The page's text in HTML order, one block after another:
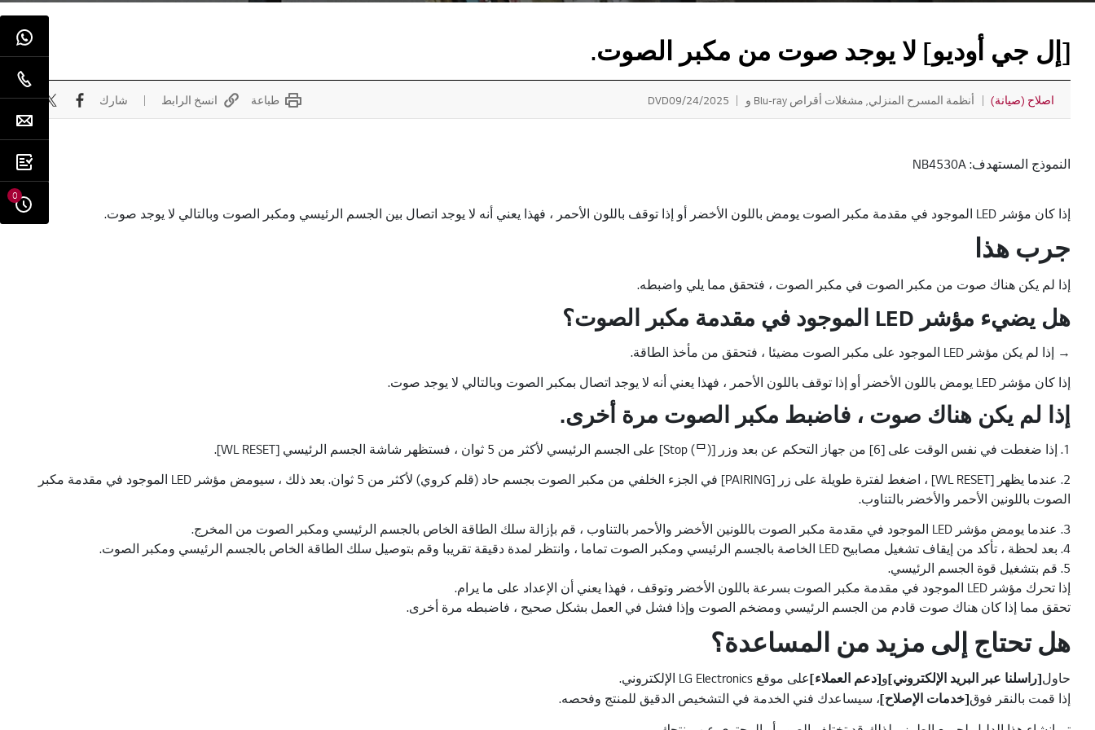
[إل جي أوديو] لا يوجد صوت من مكبر الصوت.
اصلاح (صيانة) أنظمة المسرح المنزلي, مشغلات أقراص Blu-ray وDVD 09/24/2025 طباعة انسخ الرابط شارك
النموذج المستهدف: NB4530A
إذا كان مؤشر LED الموجود في مقدمة مكبر الصوت يومض باللون الأخضر أو إذا توقف باللون الأحمر ، فهذا يعني أنه لا يوجد اتصال بين الجسم الرئيسي ومكبر الصوت وبالتالي لا يوجد صوت.
جرب هذا
إذا لم يكن هناك صوت من مكبر الصوت في مكبر الصوت ، فتحقق مما يلي واضبطه.
هل يضيء مؤشر LED الموجود في مقدمة مكبر الصوت؟
→ إذا لم يكن مؤشر LED الموجود على مكبر الصوت مضيئا ، فتحقق من مأخذ الطاقة.
إذا كان مؤشر LED يومض باللون الأخضر أو إذا توقف باللون الأحمر ، فهذا يعني أنه لا يوجد اتصال بمكبر الصوت وبالتالي لا يوجد صوت.
إذا لم يكن هناك صوت ، فاضبط مكبر الصوت مرة أخرى.
1. إذا ضغطت في نفس الوقت على [6] من جهاز التحكم عن بعد وزر [Stop (ᄆ)] على الجسم الرئيسي لأكثر من 5 ثوان ، فستظهر شاشة الجسم الرئيسي [WL RESET].
2. عندما يظهر [WL RESET] ، اضغط لفترة طويلة على زر [PAIRING] في الجزء الخلفي من مكبر الصوت بجسم حاد (قلم كروي) لأكثر من 5 ثوان. بعد ذلك ، سيومض مؤشر LED الموجود في مقدمة مكبر
الصوت باللونين الأحمر والأخضر بالتناوب.
3. عندما يومض مؤشر LED الموجود في مقدمة مكبر الصوت باللونين الأخضر والأحمر بالتناوب ، قم بإزالة سلك الطاقة الخاص بالجسم الرئيسي ومكبر الصوت من المخرج.
4. بعد لحظة ، تأكد من إيقاف تشغيل مصابيح LED الخاصة بالجسم الرئيسي ومكبر الصوت تماما ، وانتظر لمدة دقيقة تقريبا وقم بتوصيل سلك الطاقة الخاص بالجسم الرئيسي ومكبر الصوت.
5. قم بتشغيل قوة الجسم الرئيسي.
إذا تحرك مؤشر LED الموجود في مقدمة مكبر الصوت بسرعة باللون الأخضر وتوقف ، فهذا يعني أن الإعداد على ما يرام.
تحقق مما إذا كان هناك صوت قادم من الجسم الرئيسي ومضخم الصوت وإذا فشل في العمل بشكل صحيح ، فاضبطه مرة أخرى.
هل تحتاج إلى مزيد من المساعدة؟
حاول[راسلنا عبر البريد الإلكتروني]و[دعم العملاء]على موقع LG Electronics الإلكتروني.
إذا قمت بالنقر فوق[خدمات الإصلاح]، سيساعدك فني الخدمة في التشخيص الدقيق للمنتج وفحصه.
0